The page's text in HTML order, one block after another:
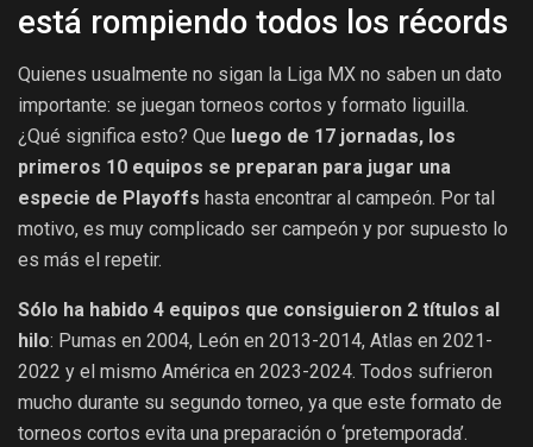
está rompiendo todos los récords
Quienes usualmente no sigan la Liga MX no saben un dato
importante: se juegan torneos cortos y formato liguilla.
¿Qué significa esto? Que luego de 17 jornadas, los
primeros 10 equipos se preparan para jugar una
especie de Playoffs hasta encontrar al campeón. Por tal
motivo, es muy complicado ser campeón y por supuesto lo
es más el repetir.
Sólo ha habido 4 equipos que consiguieron 2 títulos al
hilo: Pumas en 2004, León en 2013-2014, Atlas en 2021-
2022 y el mismo América en 2023-2024. Todos sufrieron
mucho durante su segundo torneo, ya que este formato de
torneos cortos evita una preparación o ‘pretemporada’.